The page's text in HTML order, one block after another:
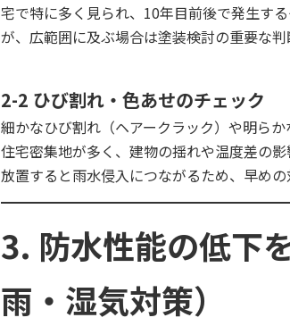
宅で特に多く見られ、10年目前後で発生す
が、広範囲に及ぶ場合は塗装検討の重要な判
2-2 ひび割れ・色あせのチェック
細かなひび割れ（ヘアークラック）や明ら
住宅密集地が多く、建物の揺れや温度差の
放置すると雨水侵入につながるため、早めの
3. 防水性能の低下
雨・湿気対策）